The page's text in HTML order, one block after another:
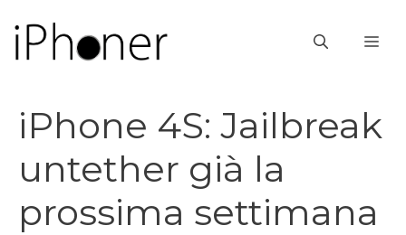
contenuto
iPhone 4S: Jailbreak
untether già la
prossima settimana